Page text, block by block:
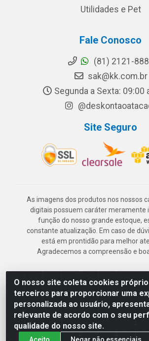
O nosso site coleta cookies
terceiros para proporcionar uma
personalizada ao usuário,
relevante de acordo com o seu
qualidade do nosso site.
Aceito Negar não essenciais
Utilidades e Pet
Fale Conosco
(81) 2121-
sak@kk.com.br
Segunda a Sexta: 09:00
Site Seguro
As imagens dos produtos nos nossos
digitais possuem caráter meramente
função do nosso grande estoque,
constante atualização. Em caso de
está em prontidão para melhor
Agradecemos a compreensão e
Deskontão Atacado - Av. Marechal
Imbiribeira - Recife/PE - CEP 51.150-001 -
57